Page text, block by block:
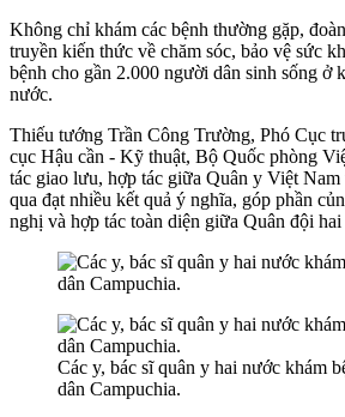
Không chỉ khám các bệnh thường gặp,
truyền kiến thức về chăm sóc, bảo vệ sức
bệnh cho gần 2.000 người dân sinh sống ở
nước.
Thiếu tướng Trần Công Trường, Phó Cục
cục Hậu cần - Kỹ thuật, Bộ Quốc phòng
tác giao lưu, hợp tác giữa Quân y Việt
qua đạt nhiều kết quả ý nghĩa, góp phần
nghị và hợp tác toàn diện giữa Quân đội
Các y, bác sĩ quân y hai nước khám
dân Campuchia.